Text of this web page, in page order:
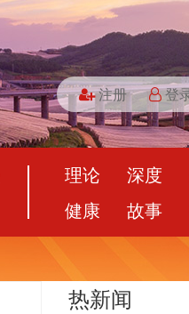
注册 登
理论 深度
健康
故事
热新闻